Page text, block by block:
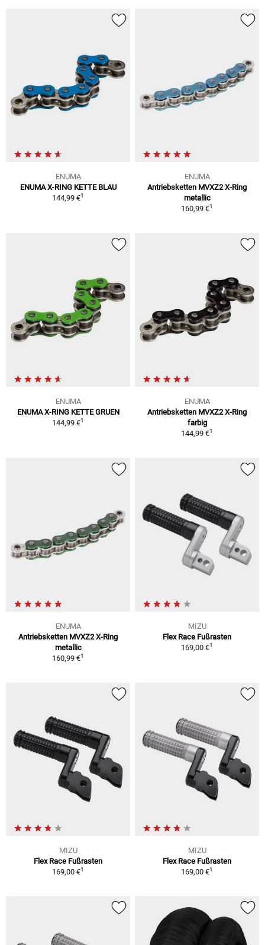
ENUMA
ENUMA X-RING KETTE BLAU
144,99 €1
ENUMA
Antriebsketten MVXZ2 X-Ring
metallic
160,99 €1
ENUMA
ENUMA X-RING KETTE GRUEN
144,99 €1
ENUMA
Antriebsketten MVXZ2 X-Ring
farbig
144,99 €1
ENUMA
Antriebsketten MVXZ2 X-Ring
metallic
160,99 €1
MIZU
Flex Race Fußrasten
169,00 €1
MIZU
Flex Race Fußrasten
169,00 €1
MIZU
Flex Race Fußrasten
169,00 €1